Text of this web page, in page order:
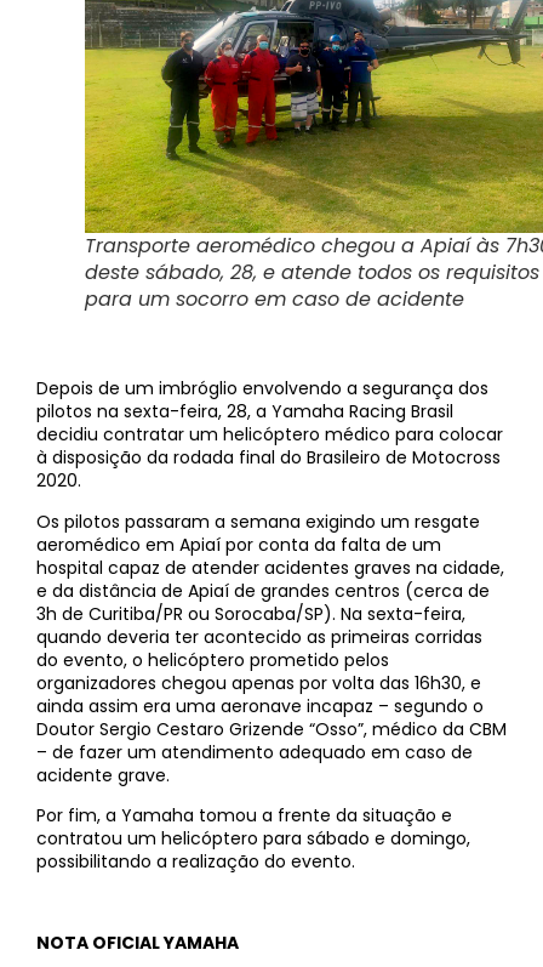
Transporte aeromédico chegou a Apiaí às
deste sábado, 28, e atende todos os requisitos
para um socorro em caso de acidente
Depois de um imbróglio envolvendo a segurança dos
pilotos na sexta-feira, 28, a Yamaha Racing Brasil
decidiu contratar um helicóptero médico para colocar
à disposição da rodada final do Brasileiro de Motocross
2020.
Os pilotos passaram a semana exigindo um resgate
aeromédico em Apiaí por conta da falta de um
hospital capaz de atender acidentes graves na cidade,
e da distância de Apiaí de grandes centros (cerca de
3h de Curitiba/PR ou Sorocaba/SP). Na sexta-feira,
quando deveria ter acontecido as primeiras corridas
do evento, o helicóptero prometido pelos
organizadores chegou apenas por volta das 16h30, e
ainda assim era uma aeronave incapaz – segundo o
Doutor Sergio Cestaro Grizende “Osso”, médico da CBM
– de fazer um atendimento adequado em caso de
acidente grave.
Por fim, a Yamaha tomou a frente da situação e
contratou um helicóptero para sábado e domingo,
possibilitando a realização do evento.
NOTA OFICIAL YAMAHA